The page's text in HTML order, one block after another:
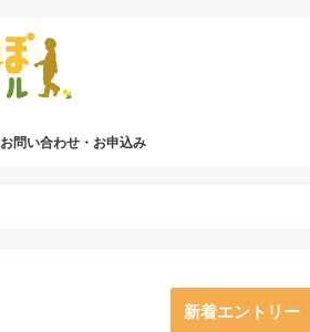
お問い合わせ・お申込み
新着エントリー